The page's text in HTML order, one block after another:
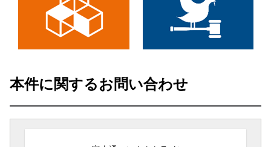
本件に関するお問い合わせ